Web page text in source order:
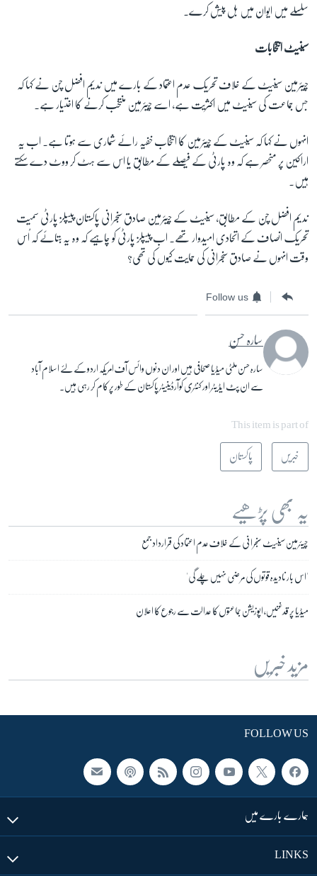
سلسلے میں ایوان میں بل پیش کرے۔
سینیٹ انتخابات
چیئرمین سینیٹ کے خلاف تحریک عدم اعتماد کے بارے میں ندیم افضل چن نے کہا کہ
جس جماعت کی سینیٹ میں اکثریت ہے، اسے چیئرمین منتخب کرنے کا اختیار ہے۔
انہوں نے کہا کہ سینیٹ کے چیئرمین کا انتخاب خفیہ رائے شماری سے ہوتا ہے۔ اب یہ
اراکین پر منحصر ہے کہ وہ پارٹی کے فیصلے کے مطابق یا اس سے ہٹ کر ووٹ دے سکتے
ہیں۔
ندیم افضل چن کے مطابق، سینیٹ کے چیئرمین صادق سنجرانی پاکستان پیپلز پارٹی سمیت
تحریک انصاف کے اتحادی امیدوار تھے۔ اب پیپلز پارٹی کو چاہیے کہ وہ یہ بتائے کہ اُس
وقت انہوں نے صادق سنجرانی کی حمایت کیوں کی تھی؟
Follow us
سارہ حسن
سارہ حسن ملٹی میڈیا صحافی ہیں اور ان دنوں وائس آف امریکہ اردو کے لئے اسلام آباد
سے ان پٹ ایڈیٹر اور کنٹری کوآرڈینیٹر پاکستان کے طور پر کام کر رہی ہیں۔
This item is part of
خبریں پاکستان
یہ بھی پڑھیے
چیئرمین سینیٹ سنجرانی کے خلاف عدم اعتماد کی قرارداد جمع
'اس بار نادیدہ قوتوں کی مرضی نہیں چلے گی'
میڈیا پر قدغنیں، اپوزیشن جماعتوں کا عدالت سے رجوع کا اعلان
مزید خبریں
FOLLOW US
ہمارے بارے میں
LINKS